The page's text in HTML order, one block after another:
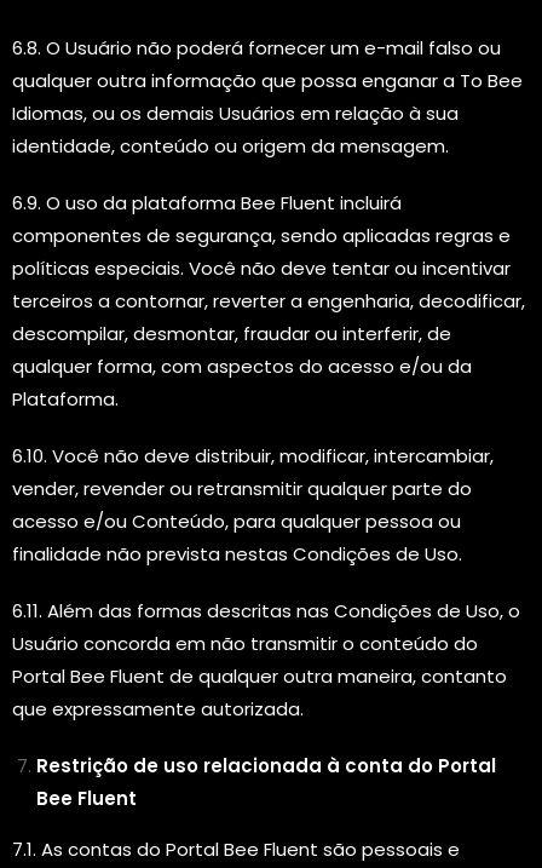
6.8. O Usuário não poderá fornecer um e-mail falso ou
qualquer outra informação que possa enganar a To Bee
Idiomas, ou os demais Usuários em relação à sua
identidade, conteúdo ou origem da mensagem.
6.9. O uso da plataforma Bee Fluent incluirá
componentes de segurança, sendo aplicadas regras e
políticas especiais. Você não deve tentar ou incentivar
terceiros a contornar, reverter a engenharia, decodificar,
descompilar, desmontar, fraudar ou interferir, de
qualquer forma, com aspectos do acesso e/ou da
Plataforma.
6.10. Você não deve distribuir, modificar, intercambiar,
vender, revender ou retransmitir qualquer parte do
acesso e/ou Conteúdo, para qualquer pessoa ou
finalidade não prevista nestas Condições de Uso.
6.11. Além das formas descritas nas Condições de Uso, o
Usuário concorda em não transmitir o conteúdo do
Portal Bee Fluent de qualquer outra maneira, contanto
que expressamente autorizada.
Restrição de uso relacionada à conta do Portal
Bee Fluent
7.1. As contas do Portal Bee Fluent são pessoais e